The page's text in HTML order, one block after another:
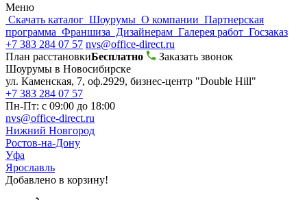
Меню
Скачать каталог Шоурумы О компании Партнерская
программа Франшиза Дизайнерам Галерея работ Госзаказ
+7 383 284 07 57 nvs@office-direct.ru
План расстановкиБесплатно
Заказать звонок
Шоурумы в Новосибирске
ул. Каменская, 7, оф.2929, бизнес-центр "Double Hill"
+7 383 284 07 57
Пн-Пт: с 09:00 до 18:00
nvs@office-direct.ru
Нижний Новгород
Ростов-на-Дону
Уфа
Ярославль
Добавлено в корзину!